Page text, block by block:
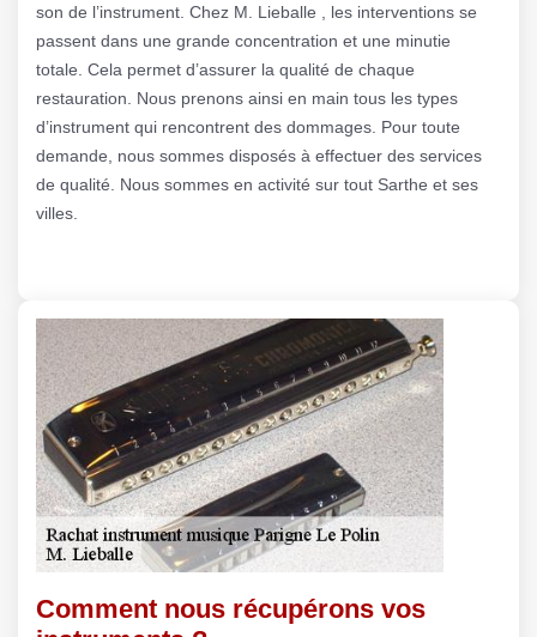
son de l’instrument. Chez M. Lieballe , les interventions se
passent dans une grande concentration et une minutie
totale. Cela permet d’assurer la qualité de chaque
restauration. Nous prenons ainsi en main tous les types
d’instrument qui rencontrent des dommages. Pour toute
demande, nous sommes disposés à effectuer des services
de qualité. Nous sommes en activité sur tout Sarthe et ses
villes.
Comment nous récupérons vos